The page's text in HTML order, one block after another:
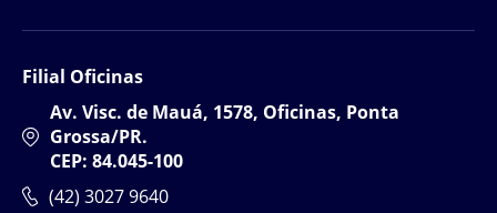
Filial Oficinas
Av. Visc. de Mauá, 1578, Oficinas, Ponta
Grossa/PR.
CEP: 84.045-100
(42) 3027 9640